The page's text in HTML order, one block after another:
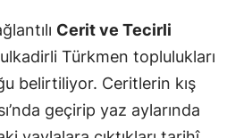
Cerit ve Tecirli
Türkmen toplulukları
belirtiliyor. Ceritlerin kış
geçirip yaz aylarında